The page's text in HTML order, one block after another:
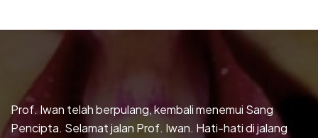
Prof. Iwan telah berpulang, kembali menemui Sang
Pencipta. Selamat jalan Prof. Iwan. Hati-hati di jalang